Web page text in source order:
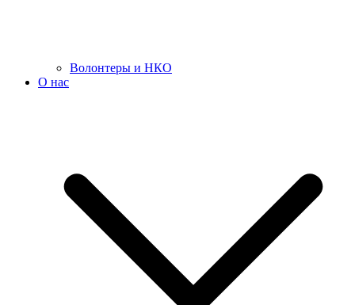
Волонтеры и НКО
О нас